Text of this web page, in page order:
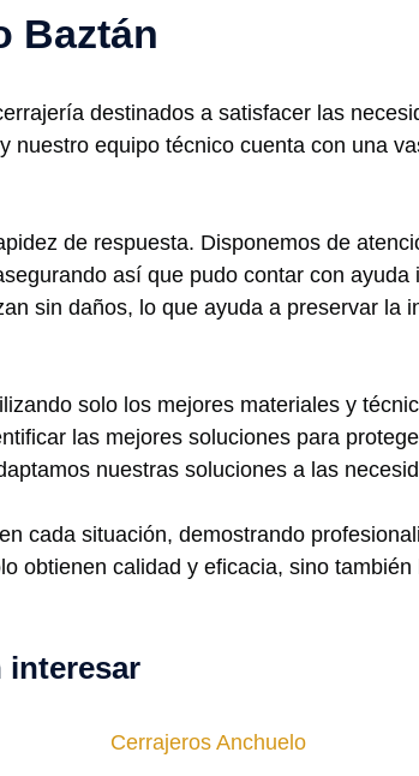
Baztán
destinados a satisfacer las
equipo técnico cuenta con una
de respuesta. Disponemos de
así que pudo contar con
sin daños, lo que ayuda a preservar la
solo los mejores materiales y
las mejores soluciones para
nuestras soluciones a las
cada situación, demostrando
obtienen calidad y eficacia, sino
interesar
Cerrajeros Anchuelo